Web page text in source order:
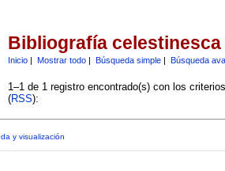
Bibliografía celestinesca
Inicio| Mostrar todo| Búsqueda simple| Búsqueda
1–1 de 1 registro encontrado(s) con los
(RSS):
y visualización